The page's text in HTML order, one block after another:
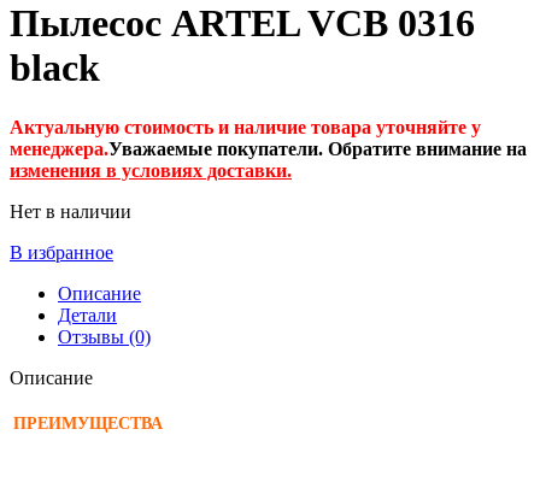
Пылесос ARTEL VCB 0316
black
Актуальную стоимость и наличие товара уточняйте у
менеджера.Уважаемые покупатели. Обратите внимание на
изменения в условиях доставки.
Нет в наличии
В избранное
Описание
Детали
Отзывы (0)
Описание
ПРЕИМУЩЕСТВА